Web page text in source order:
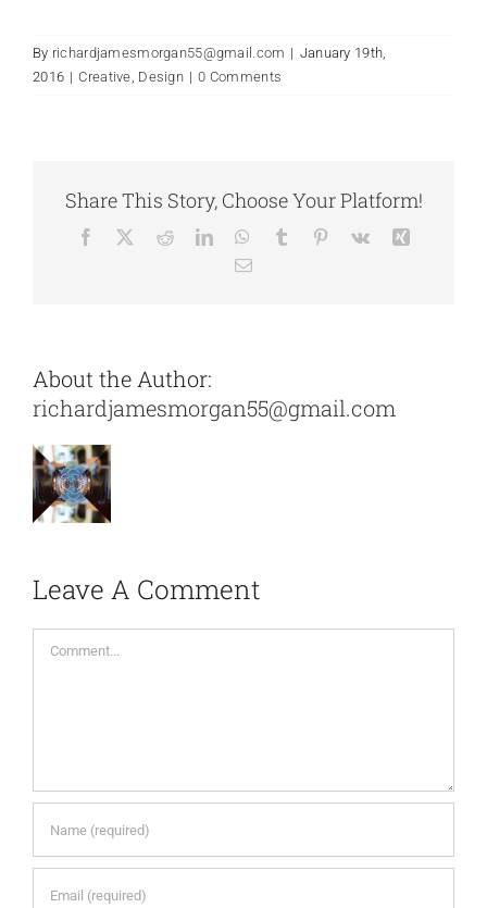
By richardjamesmorgan55@gmail.com | January 19th,
2016 | Creative Design | 0 Comments
Share This Story, Choose Your Platform!
Facebook RedditLinkedInWhatsApp
Tumblr Pinterest
Vk
Xing
Email
About the Author:
richardjamesmorgan55@gmail.com
Leave A Comment
Comment